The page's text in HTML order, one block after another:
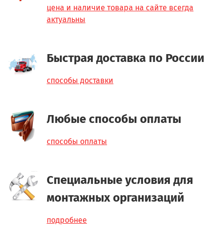
цена и наличие товара на сайте всегда
актуальны
Быстрая доставка по России
способы доставки
Любые способы оплаты
способы оплаты
Специальные условия для
монтажных организаций
подробнее